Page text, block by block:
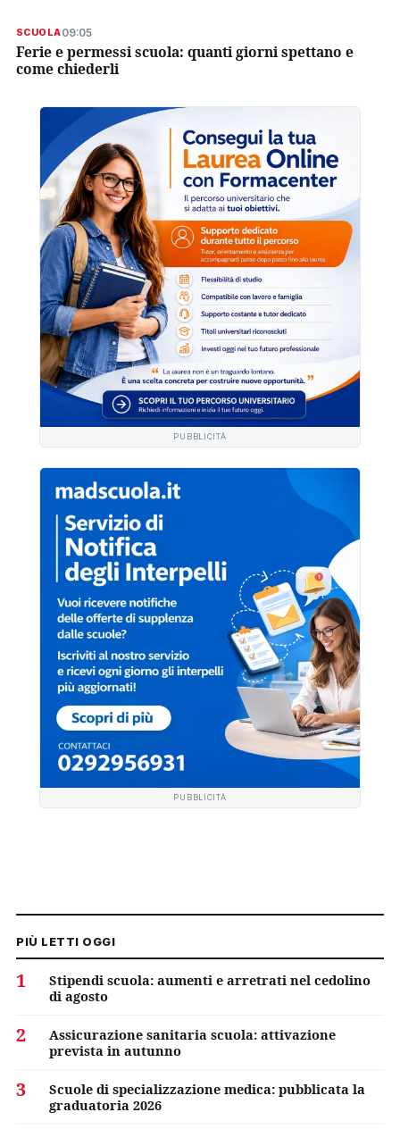
SCUOLA09:05
Ferie e permessi scuola: quanti giorni spettano e
come chiederli
PUBBLICITÀ
PUBBLICITÀ
PIÙ LETTI OGGI
1
Stipendi scuola: aumenti e arretrati nel cedolino
di agosto
2
Assicurazione sanitaria scuola: attivazione
prevista in autunno
3
Scuole di specializzazione medica: pubblicata la
graduatoria 2026